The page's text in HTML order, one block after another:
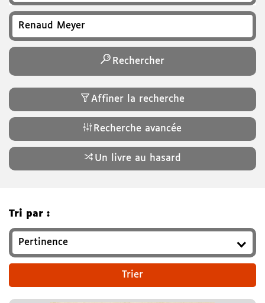
Recherchez un titre, auteur, ISBN, genre…
Rechercher
Affiner la recherche
Recherche avancée
Un livre au hasard
Tri par :